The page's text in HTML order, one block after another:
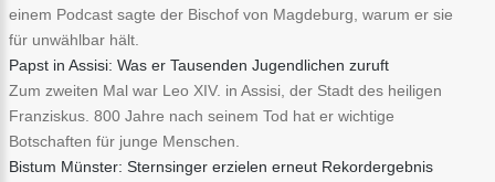
einem Podcast sagte der Bischof von Magdeburg, warum er sie
für unwählbar hält.
Papst in Assisi: Was er Tausenden Jugendlichen zuruft
Zum zweiten Mal war Leo XIV. in Assisi, der Stadt des heiligen
Franziskus. 800 Jahre nach seinem Tod hat er wichtige
Botschaften für junge Menschen.
Bistum Münster: Sternsinger erzielen erneut Rekordergebnis